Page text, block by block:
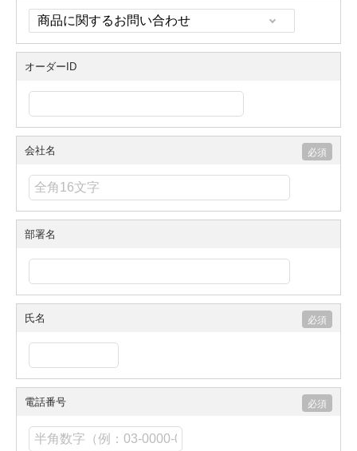
オーダーID
会社名
部署名
氏名
電話番号